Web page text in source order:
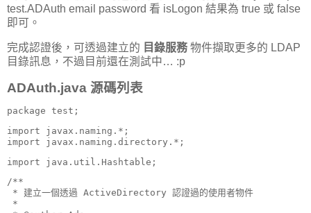
test.ADAuth email password 看 isLogon 結果為 true 或 false
即可。
完成認證後，可透過建立的 目錄服務 物件擷取更多的 LDAP
目錄訊息，不過目前還在測試中… :p
ADAuth.java 源碼列表
package test;
import
import javax.naming.directory.*;
import java.util.Hashtable;
/**
* 建立一個透過 ActiveDirectory 認證過的使用者物件
*